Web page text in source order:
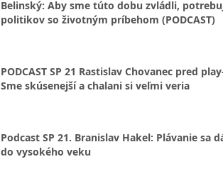
Belinský: Aby sme túto dobu zvládli,
politikov so životným príbehom (PODCAST)
PODCAST SP 21 Rastislav Chovanec pred
Sme skúsenejší a chalani si veľmi veria
Podcast SP 21. Branislav Hakel: Plávanie sa
do vysokého veku